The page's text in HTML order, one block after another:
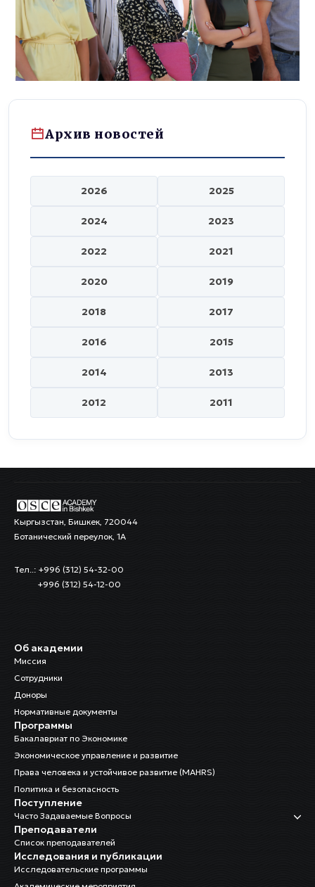
Архив новостей
2026 2025
2024 2023
2022 2021
2020 2019
2018 2017
2016 2015
2014 2013
2012 2011
Кыргызстан, Бишкек, 720044
Ботанический переулок, 1А
Тел..: +996 (312) 54-32-00
+996 (312) 54-12-00
Об академии
Миссия
Сотрудники
Доноры
Нормативные документы
Программы
Бакалавриат по Экономике
Экономическое управление и развитие
Права человека и устойчивое развитие (MAHRS)
Политика и безопасность
Поступление
Часто Задаваемые Вопросы
Преподаватели
Список преподавателей
Исследования и публикации
Исследовательские программы